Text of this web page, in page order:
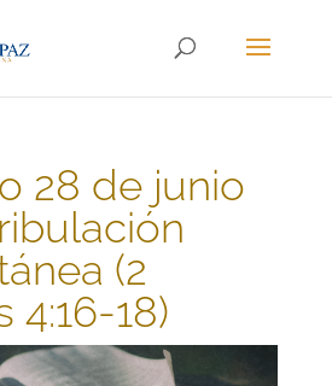
28 de junio
(2
4:16-18)